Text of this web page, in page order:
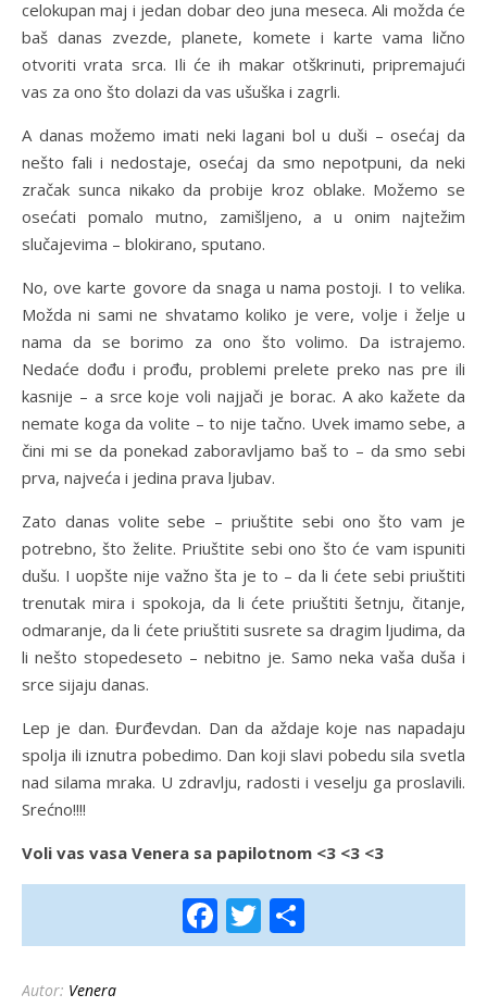
celokupan maj i jedan dobar deo juna meseca. Ali možda će
baš danas zvezde, planete, komete i karte vama lično
otvoriti vrata srca. Ili će ih makar otškrinuti, pripremajući
vas za ono što dolazi da vas ušuška i zagrli.
A danas možemo imati neki lagani bol u duši – osećaj da
nešto fali i nedostaje, osećaj da smo nepotpuni, da neki
zračak sunca nikako da probije kroz oblake. Možemo se
osećati pomalo mutno, zamišljeno, a u onim najtežim
slučajevima – blokirano, sputano.
No, ove karte govore da snaga u nama postoji. I to velika.
Možda ni sami ne shvatamo koliko je vere, volje i želje u
nama da se borimo za ono što volimo. Da istrajemo.
Nedaće dođu i prođu, problemi prelete preko nas pre ili
kasnije – a srce koje voli najjači je borac. A ako kažete da
nemate koga da volite – to nije tačno. Uvek imamo sebe, a
čini mi se da ponekad zaboravljamo baš to – da smo sebi
prva, najveća i jedina prava ljubav.
Zato danas volite sebe – priuštite sebi ono što vam je
potrebno, što želite. Priuštite sebi ono što će vam ispuniti
dušu. I uopšte nije važno šta je to – da li ćete sebi priuštiti
trenutak mira i spokoja, da li ćete priuštiti šetnju, čitanje,
odmaranje, da li ćete priuštiti susrete sa dragim ljudima, da
li nešto stopedeseto – nebitno je. Samo neka vaša duša i
srce sijaju danas.
Lep je dan. Đurđevdan. Dan da aždaje koje nas napadaju
spolja ili iznutra pobedimo. Dan koji slavi pobedu sila svetla
nad silama mraka. U zdravlju, radosti i veselju ga proslavili.
Srećno!!!!
Voli vas vasa Venera sa papilotnom <3 <3 <3
Facebook
Twitter
Autor: Venera